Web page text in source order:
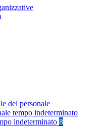
del personale
tempo indeterminato
indeterminato 8